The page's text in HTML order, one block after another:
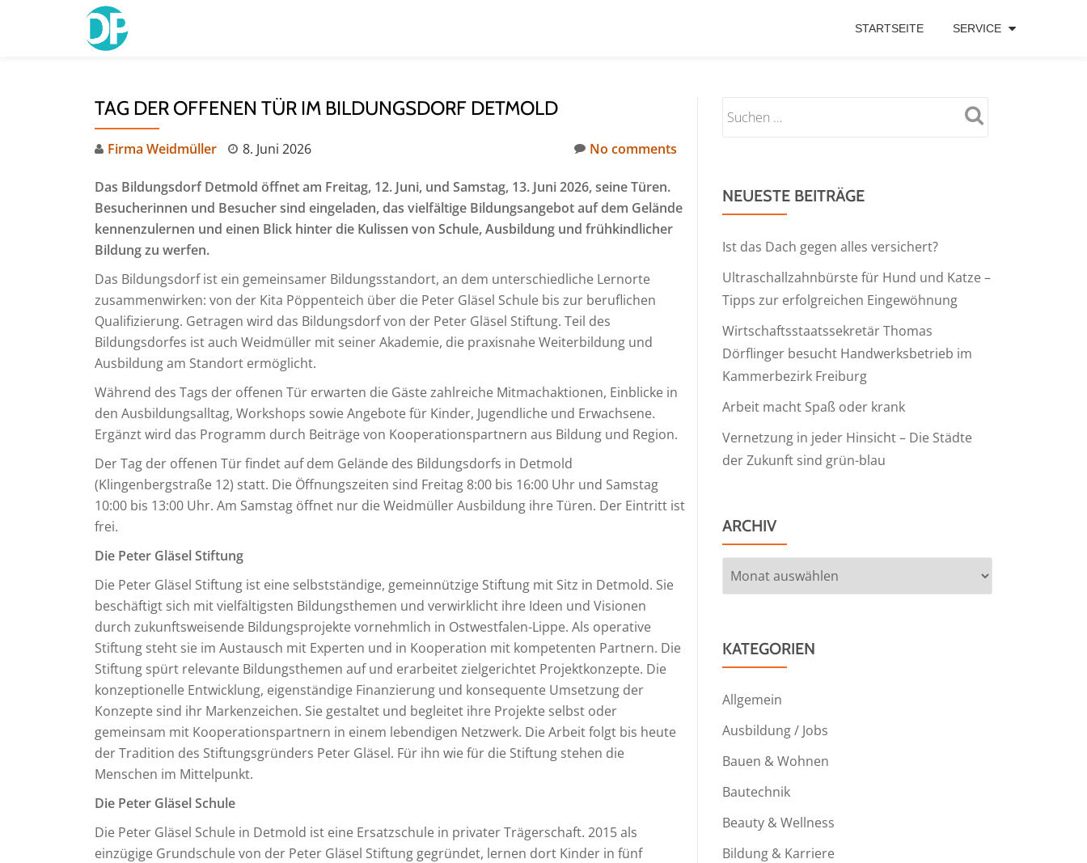
STARTSEITE SERVICE
TAG DER OFFENEN TÜR IM BILDUNGSDORF DETMOLD
Firma Weidmüller 8. Juni 2026 No comments
Das Bildungsdorf Detmold öffnet am Freitag, 12. Juni, und Samstag, 13. Juni 2026, seine Türen.
Besucherinnen und Besucher sind eingeladen, das vielfältige Bildungsangebot auf dem Gelände
kennenzulernen und einen Blick hinter die Kulissen von Schule, Ausbildung und frühkindlicher
Bildung zu werfen.
Das Bildungsdorf ist ein gemeinsamer Bildungsstandort, an dem unterschiedliche Lernorte
zusammenwirken: von der Kita Pöppenteich über die Peter Gläsel Schule bis zur beruflichen
Qualifizierung. Getragen wird das Bildungsdorf von der Peter Gläsel Stiftung. Teil des
Bildungsdorfes ist auch Weidmüller mit seiner Akademie, die praxisnahe Weiterbildung und
Ausbildung am Standort ermöglicht.
Während des Tags der offenen Tür erwarten die Gäste zahlreiche Mitmachaktionen, Einblicke in
den Ausbildungsalltag, Workshops sowie Angebote für Kinder, Jugendliche und Erwachsene.
Ergänzt wird das Programm durch Beiträge von Kooperationspartnern aus Bildung und Region.
Der Tag der offenen Tür findet auf dem Gelände des Bildungsdorfs in Detmold
(Klingenbergstraße 12) statt. Die Öffnungszeiten sind Freitag 8:00 bis 16:00 Uhr und Samstag
10:00 bis 13:00 Uhr. Am Samstag öffnet nur die Weidmüller Ausbildung ihre Türen. Der Eintritt ist
frei.
Die Peter Gläsel Stiftung
Die Peter Gläsel Stiftung ist eine selbstständige, gemeinnützige Stiftung mit Sitz in Detmold. Sie
beschäftigt sich mit vielfältigsten Bildungsthemen und verwirklicht ihre Ideen und Visionen
durch zukunftsweisende Bildungsprojekte vornehmlich in Ostwestfalen-Lippe. Als operative
Stiftung steht sie im Austausch mit Experten und in Kooperation mit kompetenten Partnern. Die
Stiftung spürt relevante Bildungsthemen auf und erarbeitet zielgerichtet Projektkonzepte. Die
konzeptionelle Entwicklung, eigenständige Finanzierung und konsequente Umsetzung der
Konzepte sind ihr Markenzeichen. Sie gestaltet und begleitet ihre Projekte selbst oder
gemeinsam mit Kooperationspartnern in einem lebendigen Netzwerk. Die Arbeit folgt bis heute
der Tradition des Stiftungsgründers Peter Gläsel. Für ihn wie für die Stiftung stehen die
Menschen im Mittelpunkt.
Die Peter Gläsel Schule
Die Peter Gläsel Schule in Detmold ist eine Ersatzschule in privater Trägerschaft. 2015 als
einzügige Grundschule von der Peter Gläsel Stiftung gegründet, lernen dort Kinder in fünf
NEUESTE BEITRÄGE
Ist das Dach gegen alles versichert?
Ultraschallzahnbürste für Hund und Katze –
Tipps zur erfolgreichen Eingewöhnung
Wirtschaftsstaatssekretär Thomas
Dörflinger besucht Handwerksbetrieb im
Kammerbezirk Freiburg
Arbeit macht Spaß oder krank
Vernetzung in jeder Hinsicht – Die Städte
der Zukunft sind grün-blau
ARCHIV
Archiv
KATEGORIEN
Allgemein
Ausbildung / Jobs
Bauen & Wohnen
Bautechnik
Beauty & Wellness
Bildung & Karriere